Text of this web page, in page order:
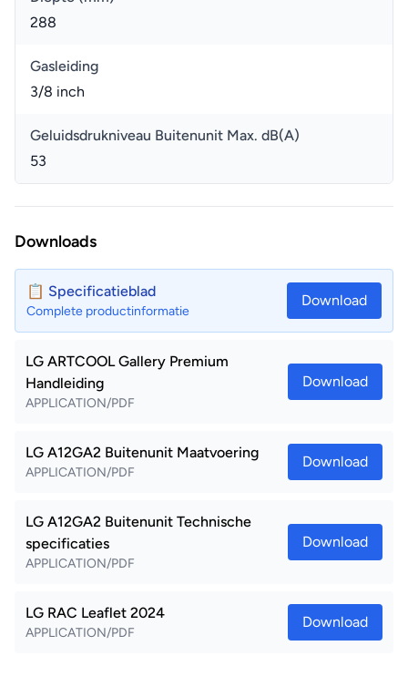
288
Gasleiding
3/8 inch
Geluidsdrukniveau Buitenunit Max. dB(A)
53
Downloads
📋 Specificatieblad
Complete productinformatie
Download
LG ARTCOOL Gallery Premium
Handleiding
APPLICATION/PDF
Download
LG A12GA2 Buitenunit Maatvoering
APPLICATION/PDF
Download
LG A12GA2 Buitenunit Technische
specificaties
APPLICATION/PDF
Download
LG RAC Leaflet 2024
APPLICATION/PDF
Download